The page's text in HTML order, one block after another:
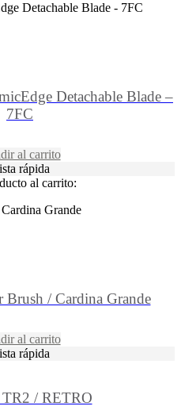
Detachable Blade - 7FC
Detachable Blade –
7FC
al carrito
rápida
al carrito:
Grande
/ Cardina Grande
al carrito
rápida
/ RETRO